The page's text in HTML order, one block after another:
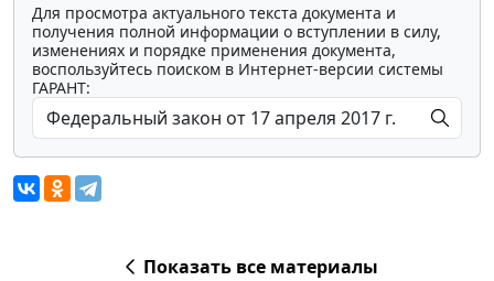
Для просмотра актуального текста документа и
получения полной информации о вступлении в силу,
изменениях и порядке применения документа,
воспользуйтесь поиском в Интернет-версии системы
ГАРАНТ:
Показать все материалы